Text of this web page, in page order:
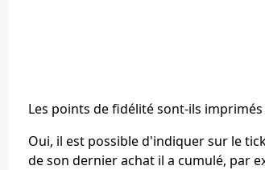
Les points de fidélité sont-ils
Oui, il est possible d'indiquer sur le
de son dernier achat il a cumulé, par